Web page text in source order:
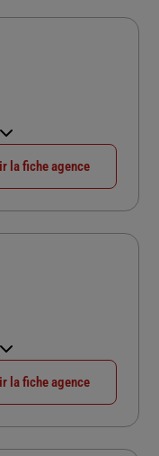
la fiche agence
la fiche agence